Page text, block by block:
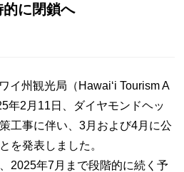
に閉鎖へ
州観光局（Hawaiʻi Tourism A
年2月11日、ダイヤモンドヘッ
工事に伴い、3月および4月に公
を発表しました。
2025年7月まで段階的に続く予